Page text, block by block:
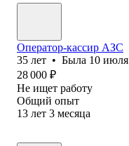
Оператор-кассир АЗС
35 лет • Была 10 июля
28 000 ₽
Не ищет работу
Общий опыт
13 лет 3 месяца